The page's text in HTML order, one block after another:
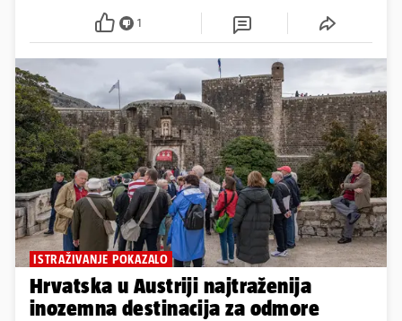
1
ISTRAŽIVANJE POKAZALO
Hrvatska u Austriji najtraženija
inozemna destinacija za odmore